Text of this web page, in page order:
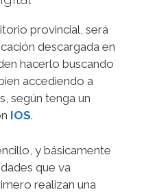
provincial, será
descargada en
hacerlo buscando
accediendo a
según tenga un
IOS.
y básicamente
que va
realizan una